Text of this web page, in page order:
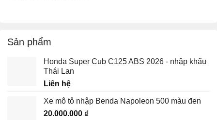
Sản phẩm
Honda Super Cub C125 ABS 2026 - nhập khẩu
Thái Lan
Liên hệ
Xe mô tô nhập Benda Napoleon 500 màu đen
20.000.000 ₫